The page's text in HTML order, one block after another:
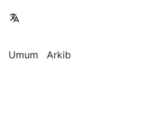
Umum Arkib